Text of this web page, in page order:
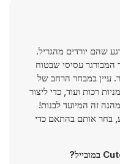
שהם יורדים מהגריל.
המבורגר עסיסי שבטוח
עיין במבחר הרחב של
רכות ועוד, כדי ליצור
זה המיועד לבנות!
בחר אותם בהתאם כדי